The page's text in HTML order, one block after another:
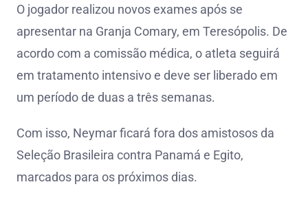
O jogador realizou novos exames após se
apresentar na Granja Comary, em Teresópolis. De
acordo com a comissão médica, o atleta seguirá
em tratamento intensivo e deve ser liberado em
um período de duas a três semanas.
Com isso, Neymar ficará fora dos amistosos da
Seleção Brasileira contra Panamá e Egito,
marcados para os próximos dias.